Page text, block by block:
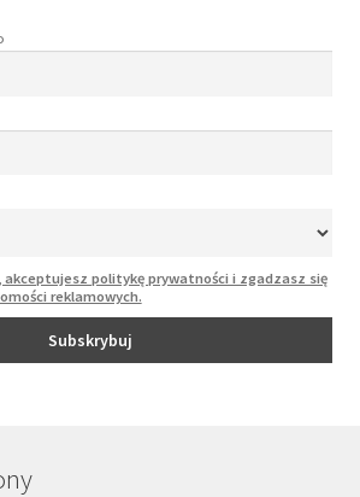
akceptujesz politykę prywatności i zgadzasz się
reklamowych.